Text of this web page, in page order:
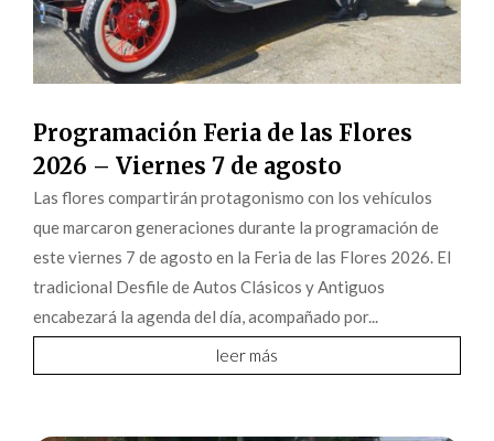
Programación Feria de las Flores
2026 – Viernes 7 de agosto
Las flores compartirán protagonismo con los vehículos
que marcaron generaciones durante la programación de
este viernes 7 de agosto en la Feria de las Flores 2026. El
tradicional Desfile de Autos Clásicos y Antiguos
encabezará la agenda del día, acompañado por...
leer más